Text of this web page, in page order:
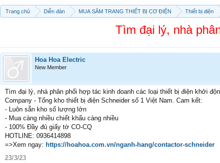
Trang chủ Diễn đàn MUA SẮM TRANG THIẾT BỊ CƠ ĐIỆN Thiết bị điện
Tìm đại lý, nhà
Hoa Hoa Electric
New Member
Tìm đại lý, nhà phân phối hợp tác kinh doanh các loại thiết bị điện khởi
Company - Tổng kho thiết bị điện Schneider số 1 Việt Nam. Cam kết:
- Luôn sẵn kho số lượng lớn
- Mua càng nhiều chiết khấu càng nhiều
- 100% Đầy đủ giấy tờ CO-CQ
HOTLINE: 0936414898
=>Xem ngay: https://hoahoa.com.vn/nganh-hang/contactor-schneider
23/3/23